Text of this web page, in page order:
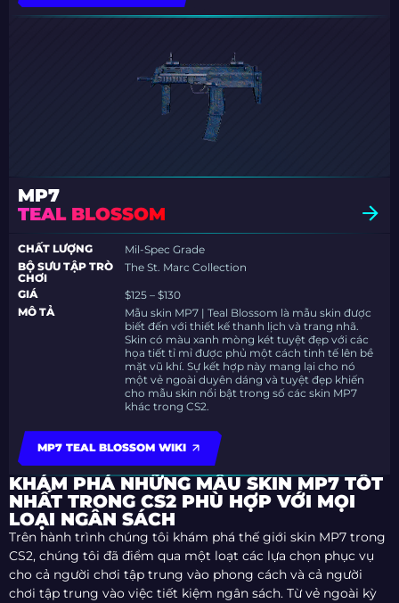
MP7
TEAL BLOSSOM
CHẤT LƯỢNG
Mil-Spec Grade
BỘ SƯU TẬP TRÒ
CHƠI
The St. Marc Collection
GIÁ
$125 – $130
MÔ TẢ
Mẫu skin MP7 | Teal Blossom là mẫu skin được
biết đến với thiết kế thanh lịch và trang nhã.
Skin có màu xanh mòng két tuyệt đẹp với các
họa tiết tỉ mỉ được phủ một cách tinh tế lên bề
mặt vũ khí. Sự kết hợp này mang lại cho nó
một vẻ ngoài duyên dáng và tuyệt đẹp khiến
cho mẫu skin nổi bật trong số các skin MP7
khác trong CS2.
MP7 TEAL BLOSSOM WIKI
KHÁM PHÁ NHỮNG MẪU SKIN MP7 TỐT
NHẤT TRONG CS2 PHÙ HỢP VỚI MỌI
LOẠI NGÂN SÁCH
Trên hành trình chúng tôi khám phá thế giới skin MP7 trong
CS2, chúng tôi đã điểm qua một loạt các lựa chọn phục vụ
cho cả người chơi tập trung vào phong cách và cả người
chơi tập trung vào việc tiết kiệm ngân sách. Từ vẻ ngoài kỳ